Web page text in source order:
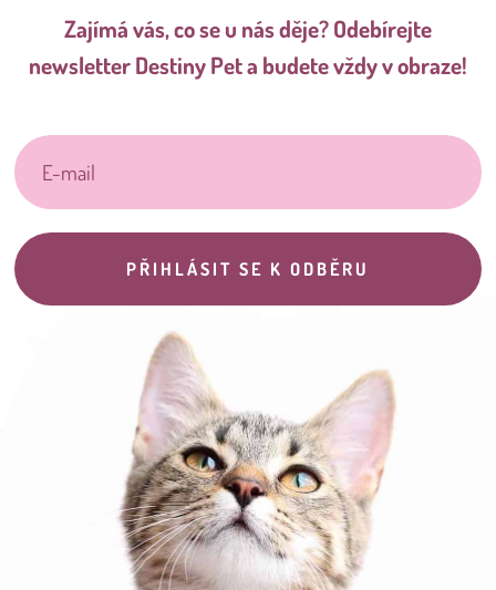
Zajímá vás, co se u nás děje? Odebírejte
newsletter Destiny Pet a budete vždy v obraze!
PŘIHLÁSIT SE K ODBĚRU